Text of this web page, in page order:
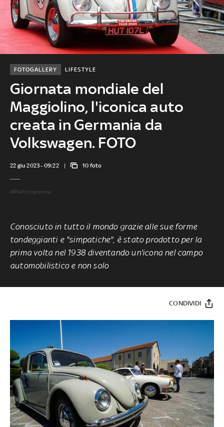
Giornata mondiale del
Maggiolino, l'iconica auto
creata in Germania da
Volkswagen. FOTO
LIFESTYLE
FOTOGALLERY
22 giu 2023 - 09:22 10 foto
©IPA/Fotogramma
Conosciuto in tutto il mondo grazie alle sue forme
tondeggianti e "simpatiche", è stato prodotto per la
prima volta nel 1938 diventando un'icona nel campo
automobilistico e non solo
CONDIVIDI